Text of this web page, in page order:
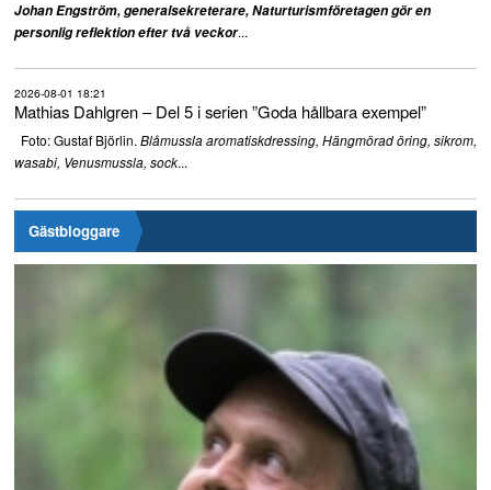
Johan Engström, generalsekreterare, Naturturismföretagen gör en
personlig reflektion efter två veckor...
2026-08-01 18:21
Mathias Dahlgren – Del 5 i serien ”Goda hållbara exempel”
Foto: Gustaf Björlin. Blåmussla aromatiskdressing, Hängmörad öring, sikrom,
wasabi, Venusmussla, sock...
Gästbloggare